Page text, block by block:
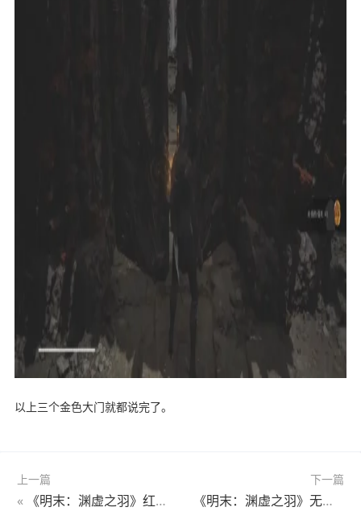
以上三个金色大门就都说完了。
上一篇
« 《明末：渊虚之羽》红岚BOSS简单打法介绍
下一篇
《明末：渊虚之羽》无限回血流玩法技巧分享